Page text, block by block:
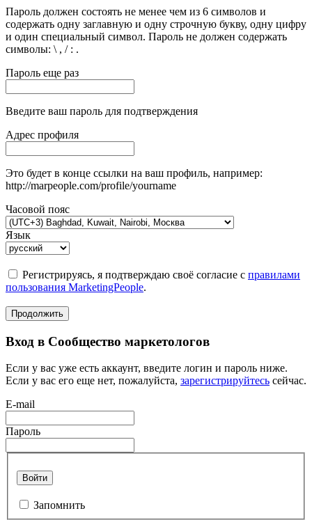
Пароль должен состоять не менее чем из 6 символов и
содержать одну заглавную и одну строчную букву, одну цифру
и один специальный символ. Пароль не должен содержать
символы: \ , / : .
Пароль еще раз
Введите ваш пароль для подтверждения
Адрес профиля
Это будет в конце ссылки на ваш профиль, например:
http://marpeople.com/profile/yourname
Часовой пояс
Язык
Регистрируясь, я подтверждаю своё согласие с правилами
пользования MarketingPeople.
Продолжить
Вход в Сообщество маркетологов
Если у вас уже есть аккаунт, введите логин и пароль ниже.
Если у вас его еще нет, пожалуйста, зарегистрируйтесь сейчас.
E-mail
Пароль
Войти
Запомнить